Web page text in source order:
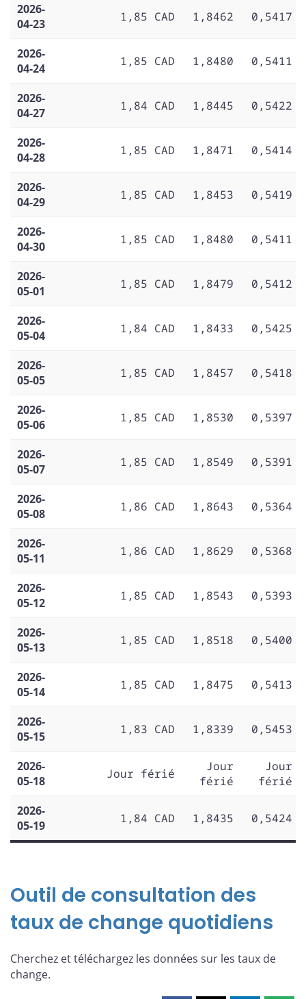
2026-
04-23
1,85 CAD 1,8462 0,5417
2026-
04-24
1,85 CAD 1,8480 0,5411
2026-
04-27
1,84 CAD 1,8445 0,5422
2026-
04-28
1,85 CAD 1,8471 0,5414
2026-
04-29
1,85 CAD 1,8453 0,5419
2026-
04-30
1,85 CAD 1,8480 0,5411
2026-
05-01
1,85 CAD 1,8479 0,5412
2026-
05-04
1,84 CAD 1,8433 0,5425
2026-
05-05
1,85 CAD 1,8457 0,5418
2026-
05-06
1,85 CAD 1,8530 0,5397
2026-
05-07
1,85 CAD 1,8549 0,5391
2026-
05-08
1,86 CAD 1,8643 0,5364
2026-
05-11
1,86 CAD 1,8629 0,5368
2026-
05-12
1,85 CAD 1,8543 0,5393
2026-
05-13
1,85 CAD 1,8518 0,5400
2026-
05-14
1,85 CAD 1,8475 0,5413
2026-
05-15
1,83 CAD 1,8339 0,5453
2026-
05-18
Jour férié
Jour
férié
Jour
férié
2026-
05-19
1,84 CAD 1,8435 0,5424
Outil de consultation des
taux de change quotidiens
Cherchez et téléchargez les données sur les taux de
change.